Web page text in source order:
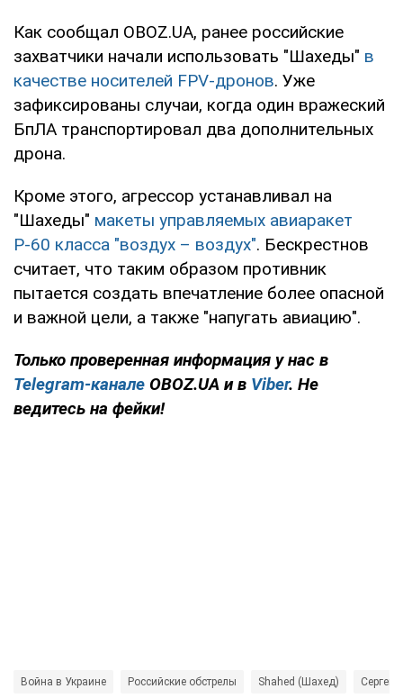
Как сообщал OBOZ.UA, ранее российские
захватчики начали использовать "Шахеды" в
качестве носителей FPV-дронов. Уже
зафиксированы случаи, когда один вражеский
БпЛА транспортировал два дополнительных
дрона.
Кроме этого, агрессор устанавливал на
"Шахеды" макеты управляемых авиаракет
Р-60 класса "воздух – воздух". Бескрестнов
считает, что таким образом противник
пытается создать впечатление более опасной
и важной цели, а также "напугать авиацию".
Только проверенная информация у нас в
Telegram-канале OBOZ.UA и в Viber. Не
ведитесь на фейки!
Война в Украине Российские обстрелы Shahed (Шахед) Сергей